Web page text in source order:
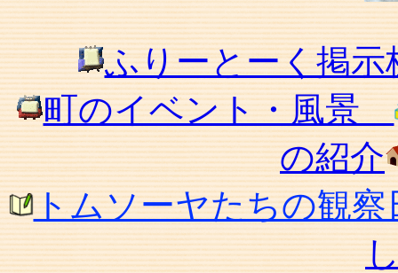
ふりーとーく掲示
町のイベント・風景
の紹介
トムソーヤたちの観察